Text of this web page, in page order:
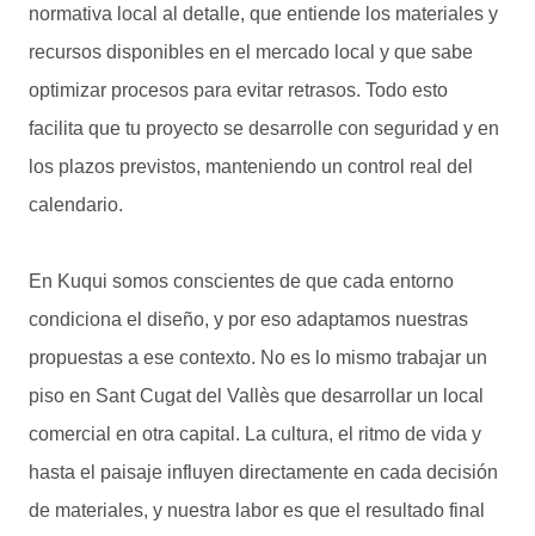
normativa local al detalle, que entiende los materiales y
recursos disponibles en el mercado local y que sabe
optimizar procesos para evitar retrasos. Todo esto
facilita que tu proyecto se desarrolle con seguridad y en
los plazos previstos, manteniendo un control real del
calendario.
En Kuqui somos conscientes de que cada entorno
condiciona el diseño, y por eso adaptamos nuestras
propuestas a ese contexto. No es lo mismo trabajar un
piso en Sant Cugat del Vallès que desarrollar un local
comercial en otra capital. La cultura, el ritmo de vida y
hasta el paisaje influyen directamente en cada decisión
de materiales, y nuestra labor es que el resultado final